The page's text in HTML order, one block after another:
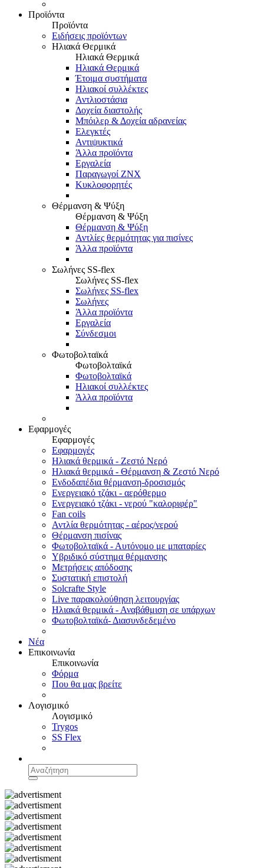
Προϊόντα
Προϊόντα
Ειδήσεις προϊόντων
Ηλιακά Θερμικά
Ηλιακά Θερμικά
Ηλιακά Θερμικά
Έτοιμα συστήματα
Ηλιακοί συλλέκτες
Αντλιοστάσια
Δοχεία διαστολής
Μπόιλερ & Δοχεία αδρανείας
Ελεγκτές
Αντιψυκτικά
Άλλα προϊόντα
Εργαλεία
Παραγωγοί ΖΝΧ
Κυκλοφορητές
Θέρμανση & Ψύξη
Θέρμανση & Ψύξη
Θέρμανση & Ψύξη
Αντλίες θερμότητας για πισίνες
Άλλα προϊόντα
Σωλήνες SS-flex
Σωλήνες SS-flex
Σωλήνες SS-flex
Σωλήνες
Άλλα προϊόντα
Εργαλεία
Σύνδεσμοι
Φωτοβολταϊκά
Φωτοβολταϊκά
Φωτοβολταϊκά
Ηλιακοί συλλέκτες
Άλλα προϊόντα
Εφαρμογές
Εφαρμογές
Εφαρμογές
Ηλιακά θερμικά - Ζεστό Νερό
Ηλιακά θερμικά - Θέρμανση & Ζεστό Νερό
Ενδοδαπέδια θέρμανση-δροσισμός
Ενεργειακό τζάκι - αερόθερμο
Ενεργειακό τζάκι - νερού "καλοριφέρ"
Fan coils
Αντλία θερμότητας - αέρος/νερού
Θέρμανση πισίνας
Φωτοβολταϊκά - Αυτόνομο με μπαταρίες
Υβριδικό σύστημα θέρμανσης
Μετρήσεις απόδοσης
Συστατική επιστολή
Solcrafte Style
Live παρακολούθηση λειτουργίας
Ηλιακά θερμικά - Αναβάθμιση σε υπάρχων
Φωτοβολταϊκά- Διασυνδεδεμένο
Νέα
Επικοινωνία
Επικοινωνία
Φόρμα
Που θα μας βρείτε
Λογισμικό
Λογισμικό
Trygos
SS Flex